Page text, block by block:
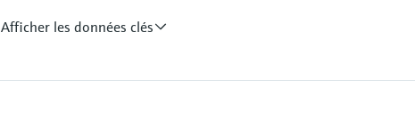
Afficher les données clés